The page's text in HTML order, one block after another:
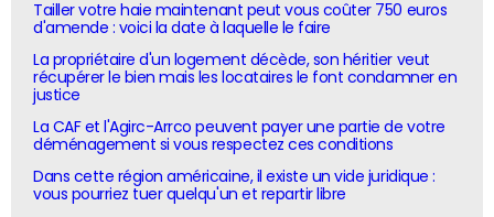
Tailler votre haie maintenant peut vous coûter 750 euros
d'amende : voici la date à laquelle le faire
La propriétaire d'un logement décède, son héritier veut
récupérer le bien mais les locataires le font condamner en
justice
La CAF et l'Agirc-Arrco peuvent payer une partie de votre
déménagement si vous respectez ces conditions
Dans cette région américaine, il existe un vide juridique :
vous pourriez tuer quelqu'un et repartir libre